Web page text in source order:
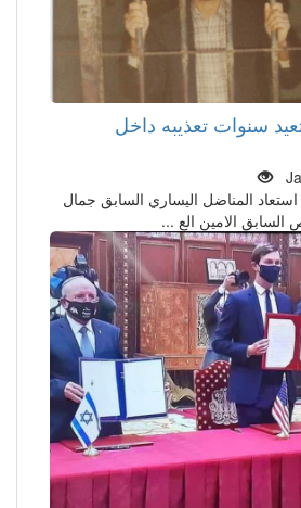
سنوات تعذيبه داخل
المناضل اليساري السابق جمال
الامين الع ...